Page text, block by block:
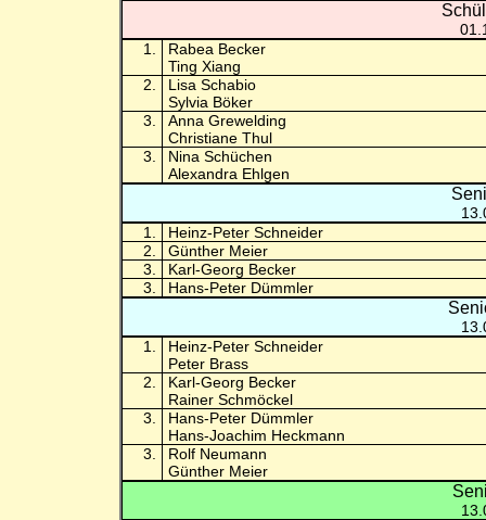
1.
Rabea Becker
Ting Xiang
2.
Lisa Schabio
Sylvia Böker
3.
Anna Grewelding
Christiane Thul
3.
Nina Schüchen
Alexandra Ehlgen
1.
Heinz-Peter Schneider
2.
Günther Meier
3.
Karl-Georg Becker
3.
Hans-Peter Dümmler
1.
Heinz-Peter Schneider
Peter Brass
2.
Karl-Georg Becker
Rainer Schmöckel
3.
Hans-Peter Dümmler
Hans-Joachim Heckmann
3.
Rolf Neumann
Günther Meier